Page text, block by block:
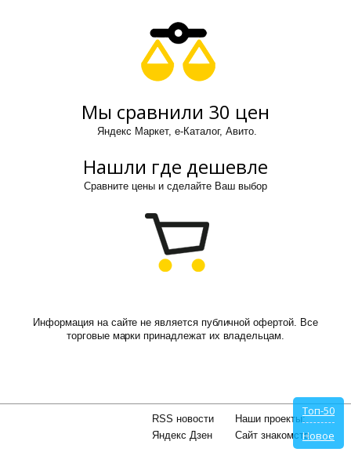
Мы сравнили 30 цен
Яндекс Маркет, е-Каталог, Авито.
Нашли где дешевле
Сравните цены и сделайте Ваш выбор
Информация на сайте не является публичной офертой. Все
торговые марки принадлежат их владельцам.
RSS новости
Яндекс Дзен
Наши проекты:
Сайт знакомств
Топ-50
Новое